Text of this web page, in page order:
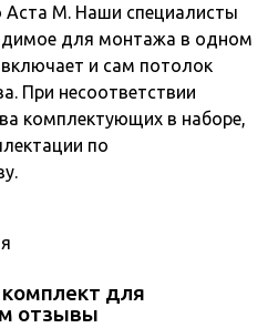
Аста М. Наши специалисты
для монтажа в одном
и сам потолок
При несоответствии
комплектующих в наборе,
по
для
отзывы